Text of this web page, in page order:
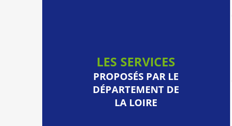
LES SERVICES
PROPOSÉS PAR LE
DÉPARTEMENT DE
LA LOIRE